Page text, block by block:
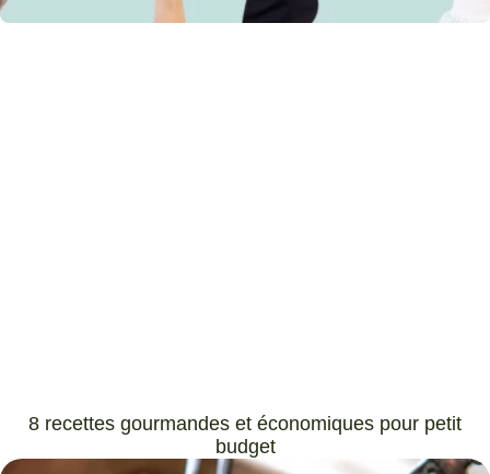
8 recettes gourmandes et économiques pour petit
budget